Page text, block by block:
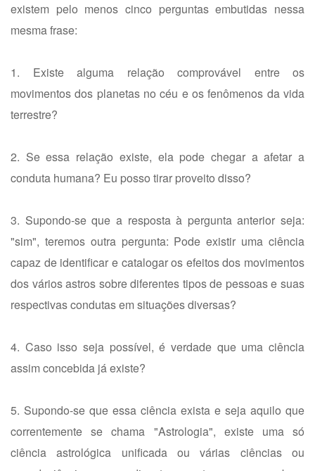
existem pelo menos cinco perguntas embutidas nessa
mesma frase:
1. Existe alguma relação comprovável entre os
movimentos dos planetas no céu e os fenômenos da vida
terrestre?
2. Se essa relação existe, ela pode chegar a afetar a
conduta humana? Eu posso tirar proveito disso?
3. Supondo-se que a resposta à pergunta anterior seja:
"sim", teremos outra pergunta: Pode existir uma ciência
capaz de identificar e catalogar os efeitos dos movimentos
dos vários astros sobre diferentes tipos de pessoas e suas
respectivas condutas em situações diversas?
4. Caso isso seja possível, é verdade que uma ciência
assim concebida já existe?
5. Supondo-se que essa ciência exista e seja aquilo que
correntemente se chama "Astrologia", existe uma só
ciência astrológica unificada ou várias ciências ou